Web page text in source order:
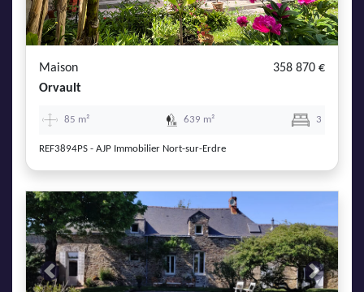
Maison
358 870 €
Orvault
85 m² 639 m² 3
REF3894PS - AJP Immobilier Nort-sur-Erdre
Previous Next